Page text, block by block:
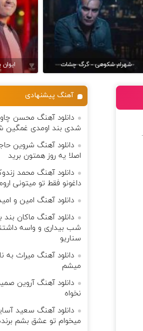
شهرام شکوهی - گرگ چشات ایوان
آهنگ پیشنهادی
دانلود آهنگ محسن
ﺷﺪی ﺑﻨﺪ اوﻣﺪی ﻏﻤﮕﻴﻦ
دانلود آهنگ شروین
اصلا یه روز همتون برید
دانلود آهنگ محمد
داغونو فقط تو میتونی
دانلود آهنگ امین و
دانلود آهنگ ماکان بند
شب بیداری و واسه
سناریو
دانلود آهنگ میراث به
میشم
دانلود آهنگ آروین
نخواه
دانلود آهنگ سعید
میخوام تو عشق بشم